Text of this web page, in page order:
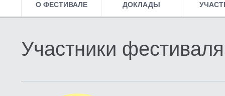
О ФЕСТИВАЛЕ ДОКЛАДЫ
Участники фестиваля